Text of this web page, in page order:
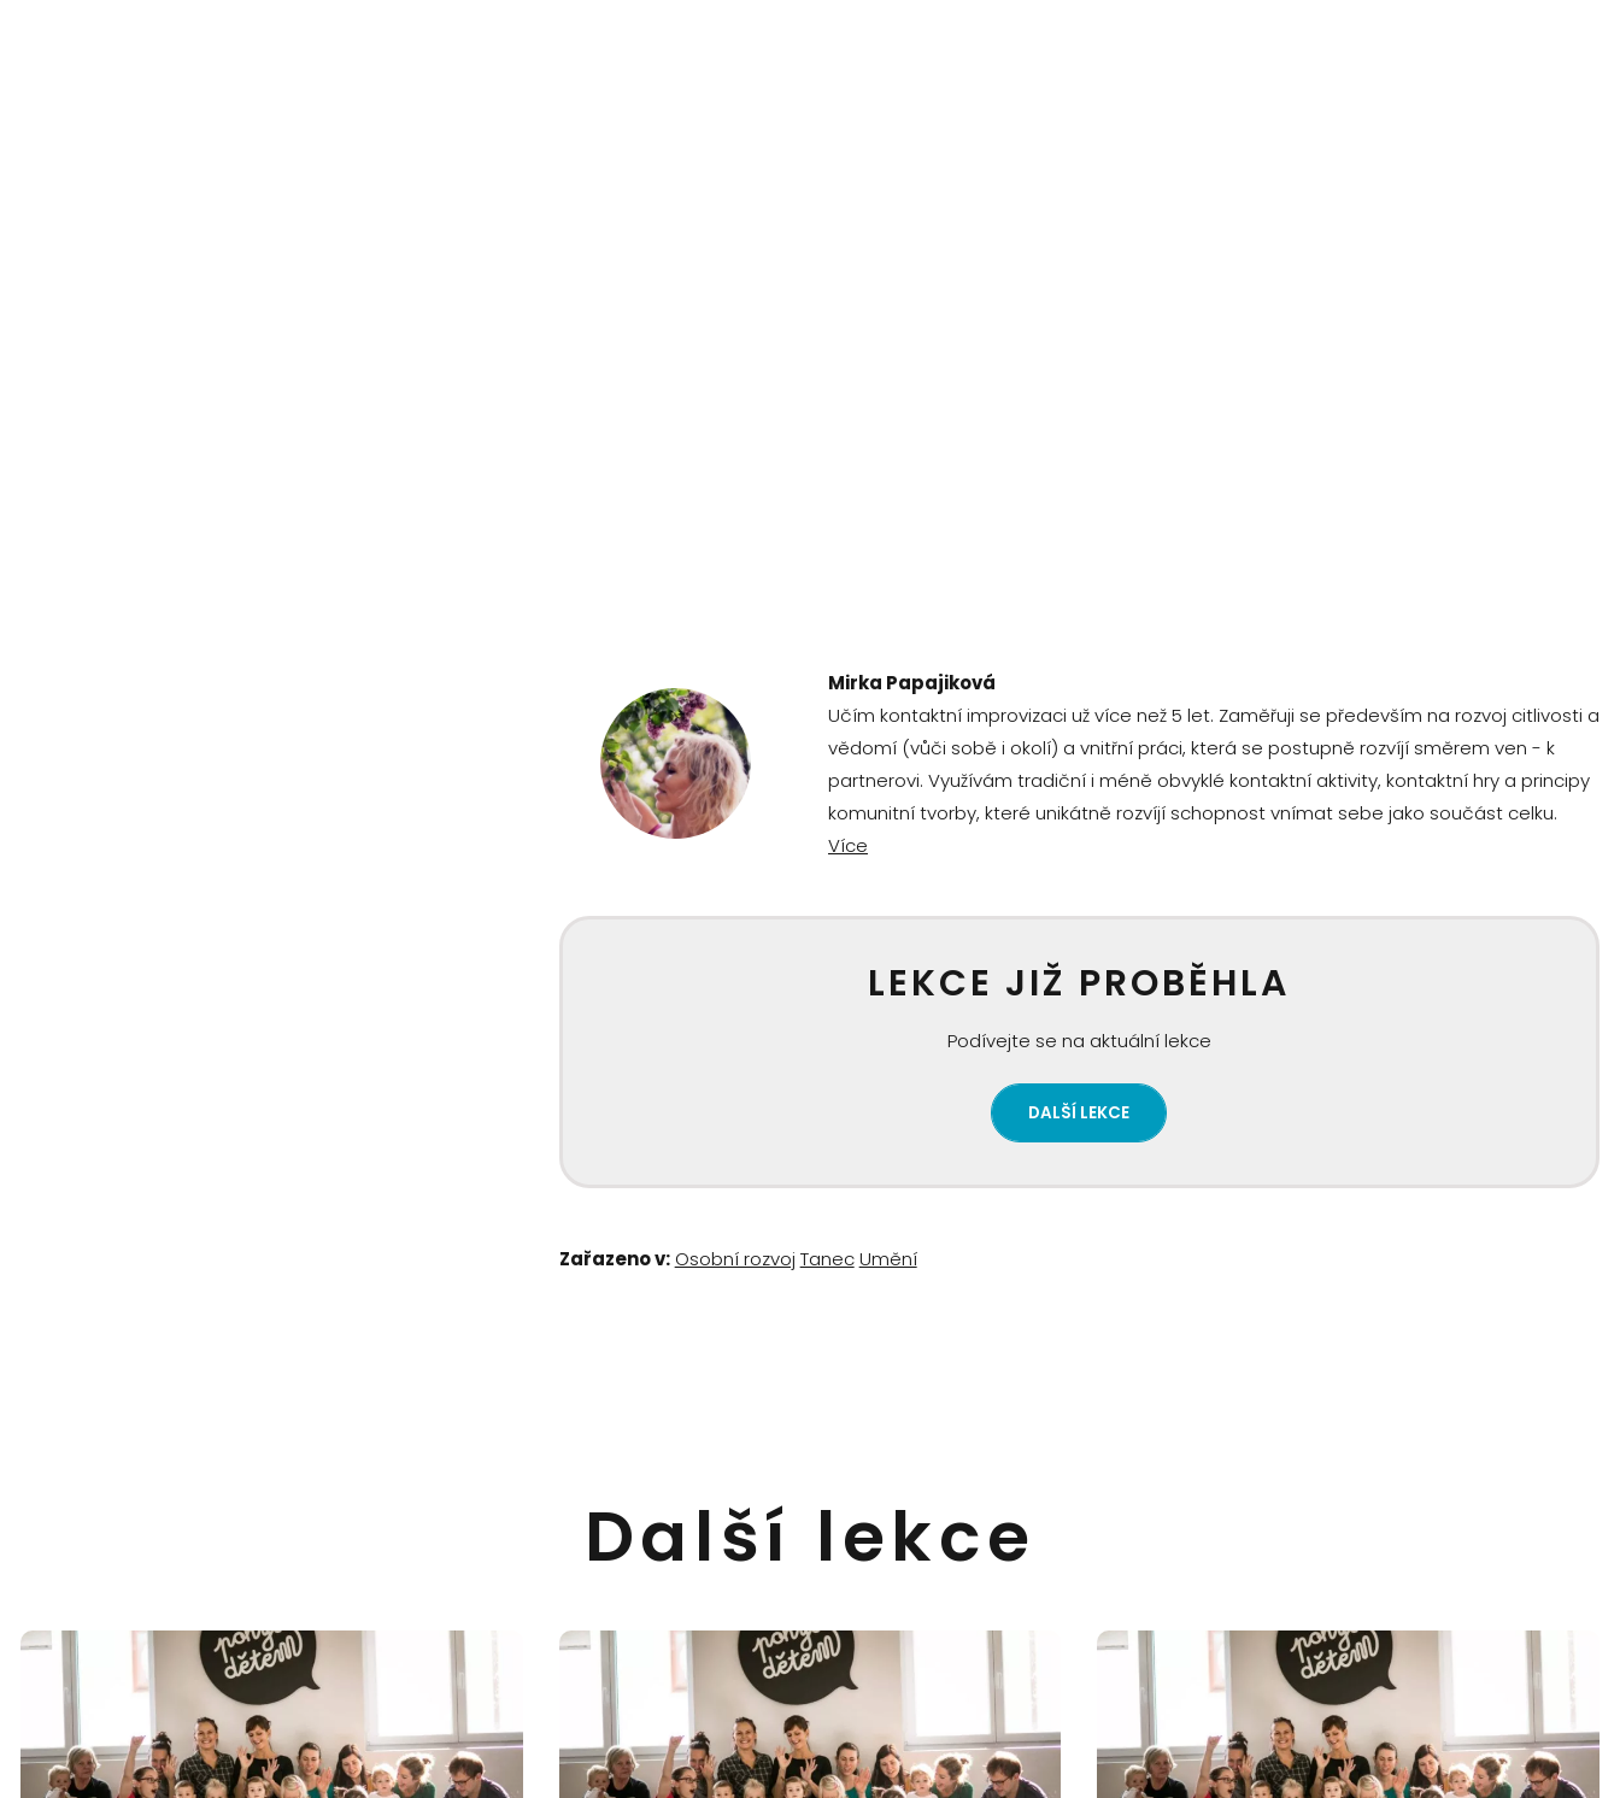
Mirka Papajiková
Učím kontaktní improvizaci už více než 5 let. Zaměřuji se především na rozvoj citlivosti a
vědomí (vůči sobě i okolí) a vnitřní práci, která se postupně rozvíjí směrem ven - k
partnerovi. Využívám tradiční i méně obvyklé kontaktní aktivity, kontaktní hry a principy
komunitní tvorby, které unikátně rozvíjí schopnost vnímat sebe jako součást celku.
Více
LEKCE JIŽ PROBĚHLA
Podívejte se na aktuální lekce
DALŠÍ LEKCE
Zařazeno v: Osobní rozvoj Tanec Umění
Další lekce